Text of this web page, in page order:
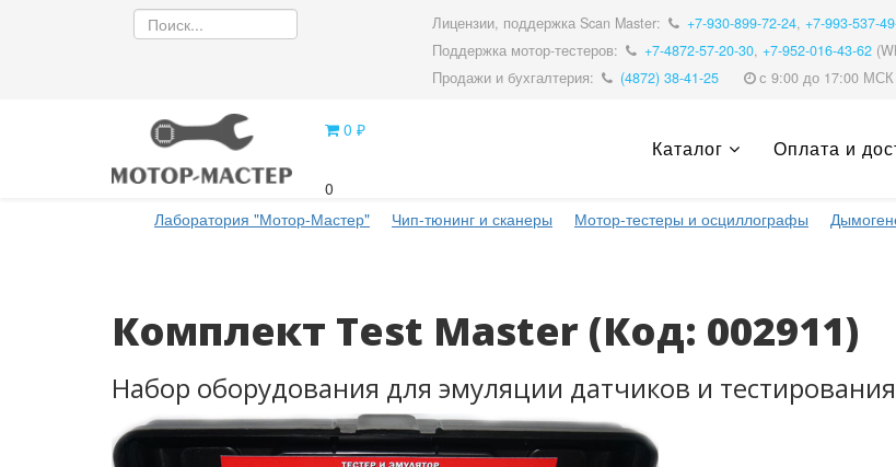
Лицензии, поддержка Scan Master: +7-930-899-72-24, +7-993-537-
Поддержка мотор-тестеров:
+7-4872-57-20-30, +7-952-016-43-62
Продажи и бухгалтерия:
(4872) 38-41-25 с 9:00 до 17:00 МСК
0 ₽
0
Каталог Оплата и
Лаборатория "Мотор-Мастер" Чип-тюнинг и сканеры Мотор-тестеры и осциллографы
Комплект Test Master (Код: 002911)
Набор оборудования для эмуляции датчиков и